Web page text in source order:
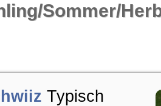
Sommer/
Typisch